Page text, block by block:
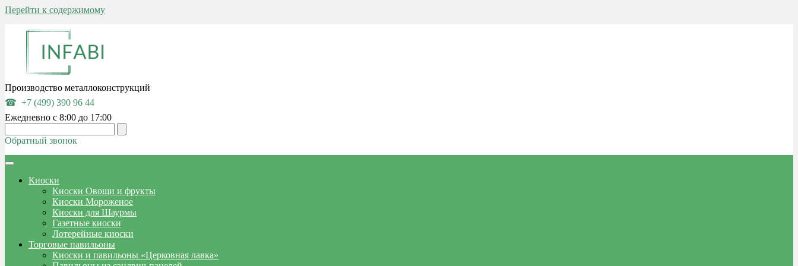
Перейти к содержимому
Производство металлоконструкций
+7 (499) 390 96 44
Ежедневно с 8:00 до 17:00
Обратный звонок
Киоски
Киоски Овощи и фрукты
Киоски Мороженое
Киоски для Шаурмы
Газетные киоски
Лотерейные киоски
Торговые павильоны
Киоски и павильоны «Церковная лавка»